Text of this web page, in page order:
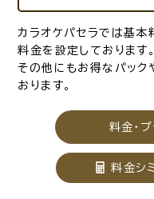
カラオケパセラでは基本
料金を設定しております。
その他にもお得なパック
おります。
料金・
料金シ